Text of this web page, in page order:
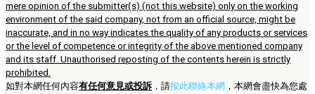
mere opinion of the submitter(s) (not this website) only on the working
environment of the said company, not from an official source, might be
inaccurate, and in no way indicates the quality of any products or services
or the level of competence or integrity of the above mentioned company
and its staff. Unauthorised reposting of the contents herein is strictly
prohibited.
如對本網任何內容有任何意見或投訴 ，請按此聯絡本網 ，本網會盡快為您處